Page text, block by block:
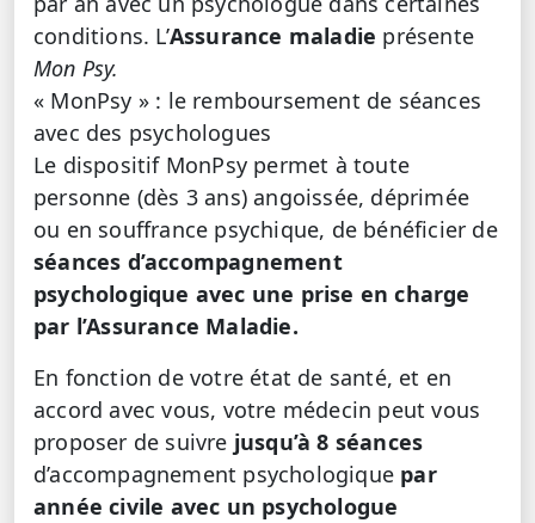
conditions. L’Assurance maladie présente
Mon Psy.
« MonPsy » : le remboursement de séances
avec des psychologues
Le dispositif MonPsy permet à toute
personne (dès 3 ans) angoissée, déprimée
ou en souffrance psychique, de bénéficier de
séances d’accompagnement
psychologique avec une prise en charge
par l’Assurance Maladie.
En fonction de votre état de santé, et en
accord avec vous, votre médecin peut vous
proposer de suivre jusqu’à 8 séances
d’accompagnement psychologique par
année civile avec un psychologue